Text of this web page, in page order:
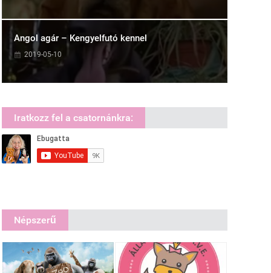
Angol agár – Kengyelfutó kennel
2019-05-10
Iratkozz fel a csatornánkra:
Népszerű